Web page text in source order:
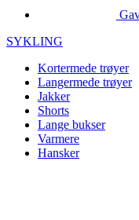
SYKLING
Kortermede trøyer
Langermede trøyer
Jakker
Shorts
Lange bukser
Varmere
Hansker